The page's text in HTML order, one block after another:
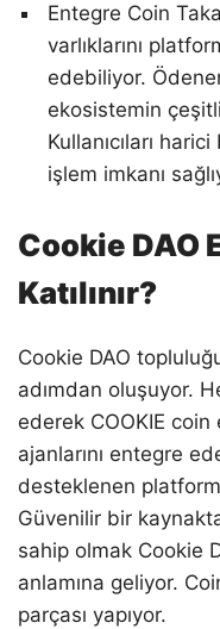
Entegre Coin
varlıklarını
edebiliyor.
ekosistemin çeşitli
Kullanıcıları
işlem imkanı
Cookie DAO
Katılınır?
Cookie DAO
adımdan oluşuyor.
ederek COOKIE
ajanlarını entegre
desteklenen
Güvenilir bir
sahip olmak Cookie
anlamına geliyor.
parçası yapıyor.